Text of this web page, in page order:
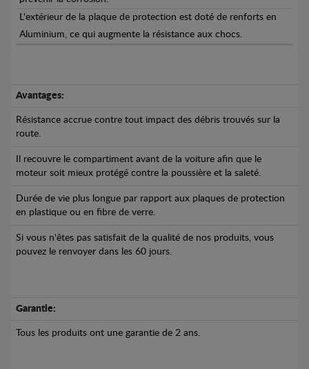
L'extérieur de la plaque de protection est doté de renforts en
Aluminium, ce qui augmente la résistance aux chocs.
Avantages:
Résistance accrue contre tout impact des débris trouvés sur la
route.
Il recouvre le compartiment avant de la voiture afin que le
moteur soit mieux protégé contre la poussière et la saleté.
Durée de vie plus longue par rapport aux plaques de protection
en plastique ou en fibre de verre.
Si vous n'êtes pas satisfait de la qualité de nos produits, vous
pouvez le renvoyer dans les 60 jours.
Garantie:
Tous les produits ont une garantie de 2 ans.